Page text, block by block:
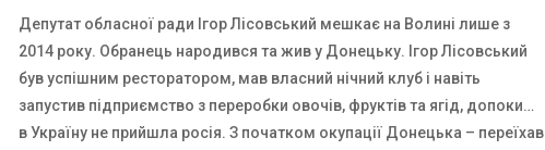
Депутат обласної ради Ігор Лісовський мешкає на Волині лише з
2014 року. Обранець народився та жив у Донецьку. Ігор Лісовський
був успішним ресторатором, мав власний нічний клуб і навіть
запустив підприємство з переробки овочів, фруктів та ягід, допоки…
в Україну не прийшла росія. З початком окупації Донецька – переїхав